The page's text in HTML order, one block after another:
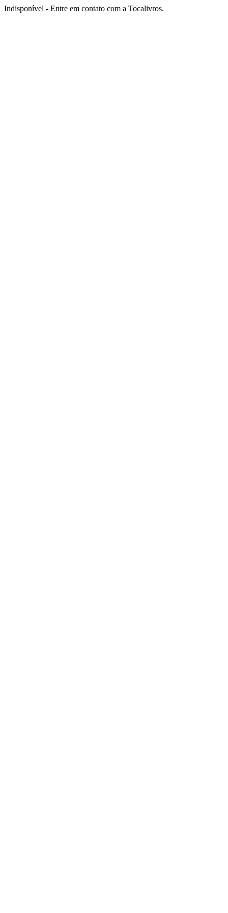
Indisponível - Entre em contato com a Tocalivros.